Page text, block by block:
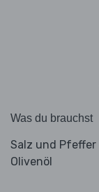
Was du brauchst
Salz und Pfeffer
Olivenöl